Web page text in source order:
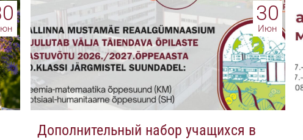
30
Июн
Дополнительный набор учащихся в